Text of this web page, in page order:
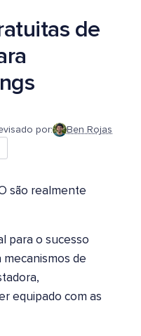
de
por: Ben Rojas
são realmente
para o sucesso
mecanismos de
equipado com as